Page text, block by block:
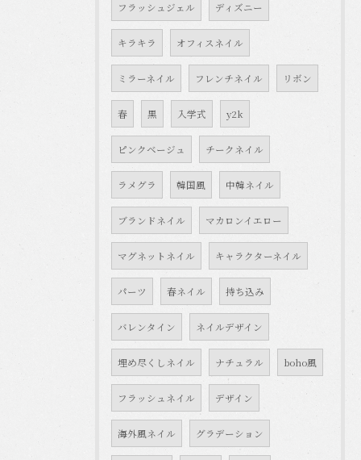
フラッシュジェル ディズニー
キラキラ オフィスネイル
ミラーネイル フレンチネイル リボン
春 黒 入学式 y2k
ピンクベージュ チークネイル
ラメグラ 韓国風 中韓ネイル
ブランドネイル マカロンイエロー
マグネットネイル キャラクターネイル
パーツ 春ネイル 持ち込み
バレンタイン ネイルデザイン
埋め尽くしネイル ナチュラル boho風
フラッシュネイル デザイン
海外風ネイル グラデーション